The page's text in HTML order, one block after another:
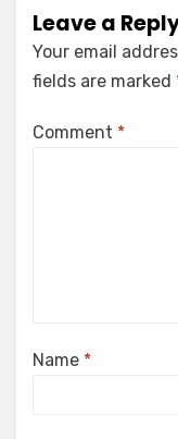
Leave a
Your email
fields are marked
Comment *
Name *